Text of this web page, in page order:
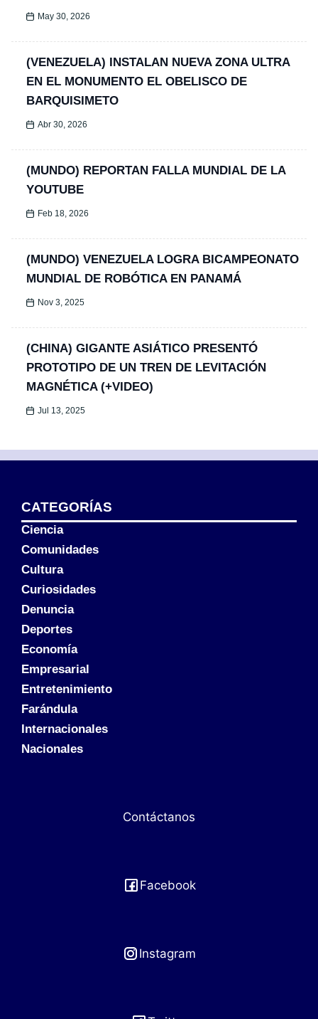
May 30, 2026
(VENEZUELA) INSTALAN NUEVA ZONA ULTRA
EN EL MONUMENTO EL OBELISCO DE
BARQUISIMETO
Abr 30, 2026
(MUNDO) REPORTAN FALLA MUNDIAL DE LA
YOUTUBE
Feb 18, 2026
(MUNDO) VENEZUELA LOGRA BICAMPEONATO
MUNDIAL DE ROBÓTICA EN PANAMÁ
Nov 3, 2025
(CHINA) GIGANTE ASIÁTICO PRESENTÓ
PROTOTIPO DE UN TREN DE LEVITACIÓN
MAGNÉTICA (+VIDEO)
Jul 13, 2025
CATEGORÍAS
Ciencia
Comunidades
Cultura
Curiosidades
Denuncia
Deportes
Economía
Empresarial
Entretenimiento
Farándula
Internacionales
Nacionales
Contáctanos
Facebook
Instagram